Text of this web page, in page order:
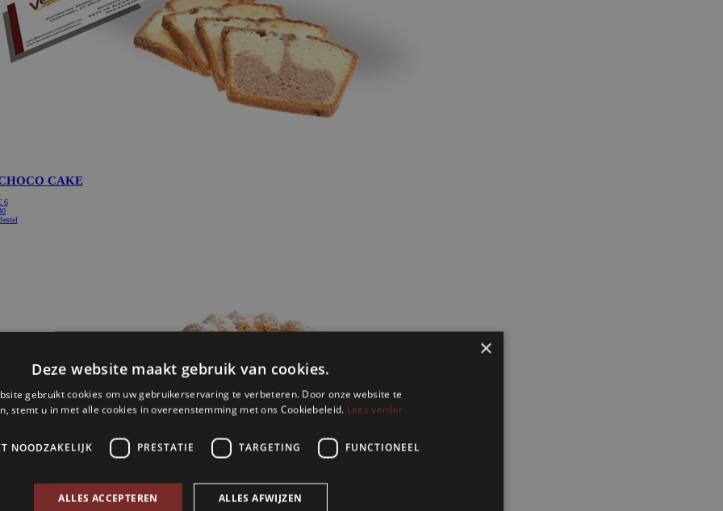
CAKE
6
×
Deze website maakt gebruik van cookies.
gebruikt cookies om uw gebruikerservaring te verbeteren. Door onze website te
stemt u in met alle cookies in overeenstemming met ons Cookiebeleid. Lees verder
NOODZAKELIJK PRESTATIE TARGETING FUNCTIONEEL
ALLES ACCEPTEREN ALLES AFWIJZEN